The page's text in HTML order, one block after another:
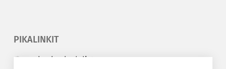
PIKALINKIT
Korkeakouluyhdistys